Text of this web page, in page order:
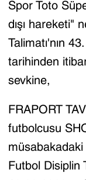
Spor Toto
dışı hareketi"
Talimatı'nın
tarihinden
sevkine,
FRAPORT
futbolcusu
müsabakadaki
Futbol Disiplin